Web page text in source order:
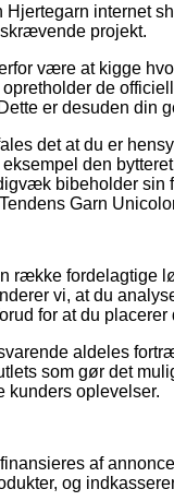
Hjertegarn internet
projekt.
være at kigge
de
er desuden din
det at du er
den
bibeholder sin
Garn
række fordelagtige
vi, at du
for at du placerer
aldeles
som gør det
kunders oplevelser.
af
og